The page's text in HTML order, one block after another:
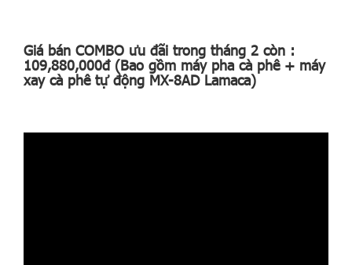
Giá bán COMBO ưu đãi trong tháng 2 còn :
109,880,000đ (Bao gồm máy pha cà phê + máy
xay cà phê tự động MX-8AD Lamaca)